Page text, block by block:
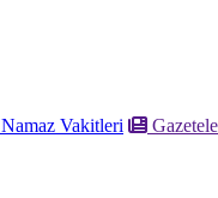
Namaz Vakitleri